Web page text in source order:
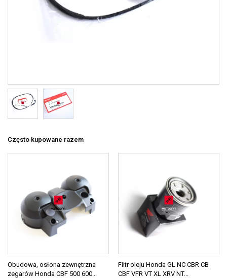
Często kupowane razem
Obudowa, osłona zewnętrzna
zegarów Honda CBF 500 600...
Filtr oleju Honda GL NC CBR CB
CBF VFR VT XL XRV NT...